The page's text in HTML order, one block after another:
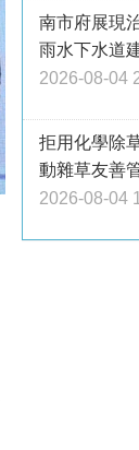
南市府展現
雨水下水道
2026-08-04
拒用化學除
動雜草友善
2026-08-04